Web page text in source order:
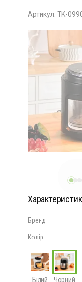
Артикул: TK-
Бренд
Колір:
Білий Чорний